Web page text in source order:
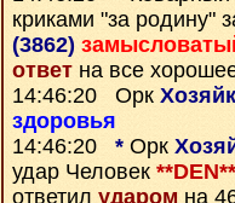
криками "за родину"
(3862)
ответ на все
14:46:20 Орк
здоровья
14:46:20 * Орк
удар Человек
ответил ударом на